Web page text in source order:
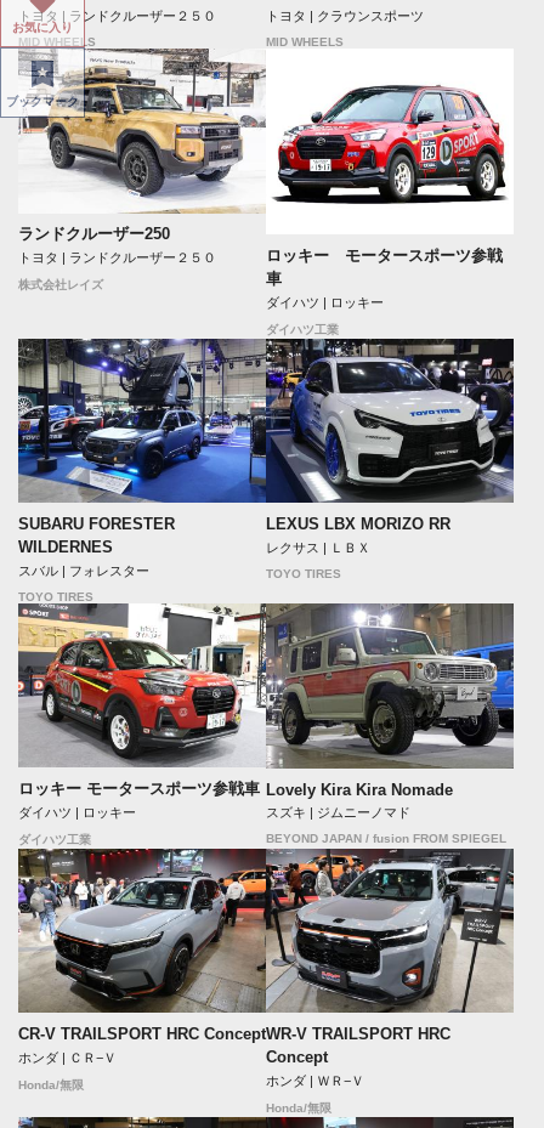
トヨタ | ランドクルーザー２５０
MID WHEELS
トヨタ | クラウンスポーツ
MID WHEELS
ランドクルーザー250
トヨタ | ランドクルーザー２５０
株式会社レイズ
ロッキー モータースポーツ参戦
車
ダイハツ | ロッキー
ダイハツ工業
SUBARU FORESTER
WILDERNES
スバル | フォレスター
TOYO TIRES
LEXUS LBX MORIZO RR
レクサス | ＬＢＸ
TOYO TIRES
ロッキー モータースポーツ参戦車
ダイハツ | ロッキー
ダイハツ工業
Lovely Kira Kira Nomade
スズキ | ジムニーノマド
BEYOND JAPAN / fusion FROM SPIEGEL
CR-V TRAILSPORT HRC Concept
ホンダ | ＣＲ−Ｖ
Honda/無限
WR-V TRAILSPORT HRC
Concept
ホンダ | ＷＲ−Ｖ
Honda/無限
お気に入り
ブックマーク